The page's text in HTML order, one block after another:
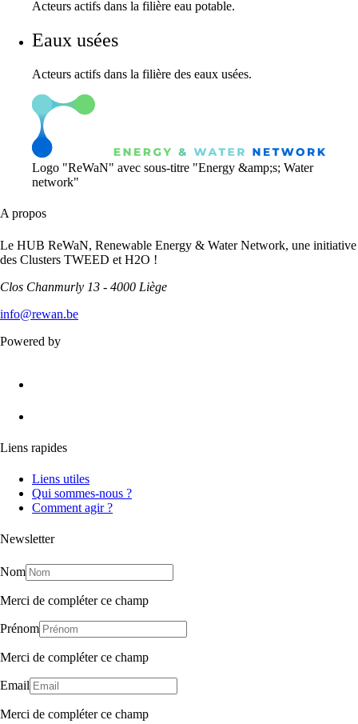
Acteurs actifs dans la filière eau potable.
Eaux usées
Acteurs actifs dans la filière des eaux usées.
Logo "ReWaN" avec sous-titre "Energy &amp;s; Water
network"
A propos
Le HUB ReWaN, Renewable Energy & Water Network, une initiative
des Clusters TWEED et H2O !
Clos Chanmurly 13 - 4000 Liège
info@rewan.be
Powered by
Liens rapides
Liens utiles
Qui sommes-nous ?
Comment agir ?
Newsletter
Nom
Merci de compléter ce champ
Prénom
Merci de compléter ce champ
Email
Merci de compléter ce champ